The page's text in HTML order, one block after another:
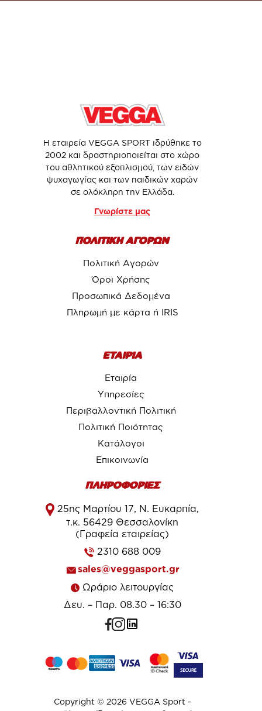
Η εταιρεία VEGGA SPORT ιδρύθηκε το
2002 και δραστηριοποιείται στο χώρο
του αθλητικού εξοπλισμού, των ειδών
ψυχαγωγίας και των παιδικών χαρών
σε ολόκληρη την Ελλάδα.
Γνωρίστε μας
ΠΟΛΙΤΙΚΗ ΑΓΟΡΩΝ
Πολιτική Αγορών
Όροι Χρήσης
Προσωπικά Δεδομένα
Πληρωμή με κάρτα ή IRIS
ΕΤΑΙΡΙΑ
Εταιρία
Υπηρεσίες
Περιβαλλοντική Πολιτική
Πολιτική Ποιότητας
Κατάλογοι
Επικοινωνία
ΠΛΗΡΟΦΟΡΙΕΣ
25ης Μαρτίου 17, Ν. Ευκαρπία,
τ.κ. 56429 Θεσσαλονίκη
(Γραφεία εταιρείας)
2310 688 009
sales@veggasport.gr
Ωράριο λειτουργίας
Δευ. – Παρ. 08.30 – 16:30
Copyright © 2026 VEGGA Sport -